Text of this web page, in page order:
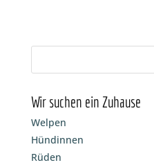
Wir suchen ein Zuhause
Welpen
Hündinnen
Rüden